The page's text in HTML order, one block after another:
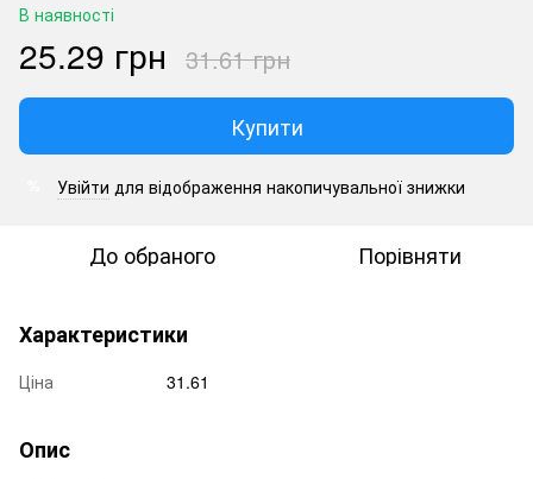
В наявності
25.29 грн 31.61 грн
Купити
Увійти для відображення накопичувальної знижки
До обраного Порівняти
Характеристики
Ціна 31.61
Опис